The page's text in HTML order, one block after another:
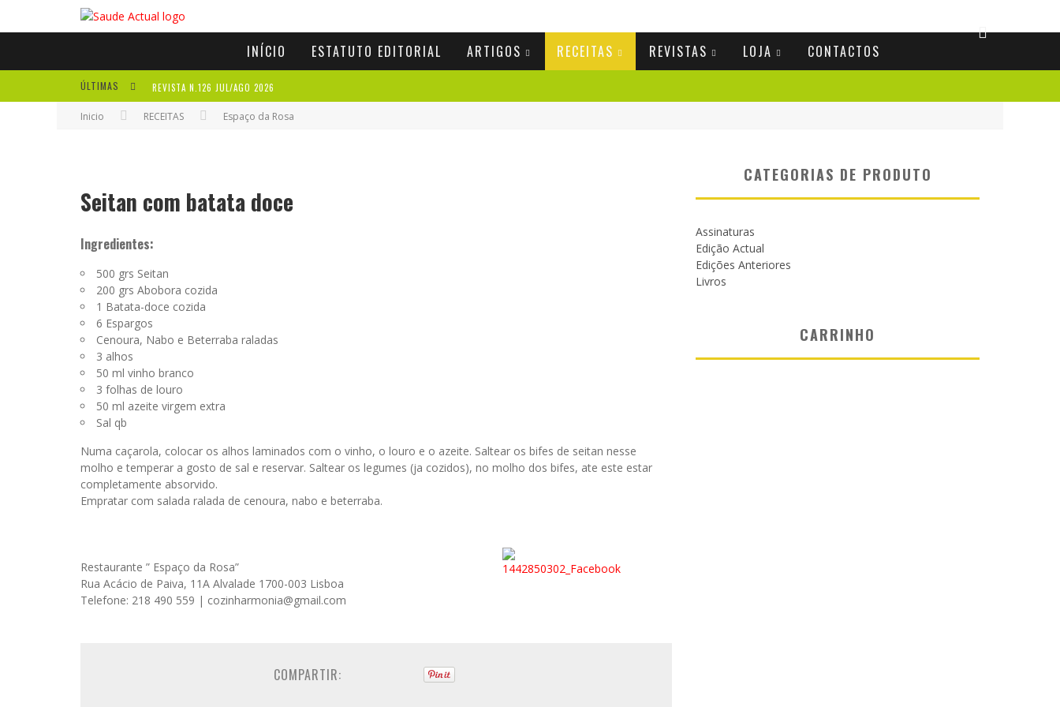
INÍCIO ESTATUTO EDITORIAL ARTIGOS RECEITAS REVISTAS LOJA CONTACTOS
ÚLTIMAS REVISTA N.126 JUL/AGO 2026
REVISTA N.125 MAI/JUN 2026
Inicio RECEITAS Espaço da Rosa
Seitan com batata doce
Ingredientes:
500 grs Seitan
200 grs Abobora cozida
1 Batata-doce cozida
6 Espargos
Cenoura, Nabo e Beterraba raladas
3 alhos
50 ml vinho branco
3 folhas de louro
50 ml azeite virgem extra
Sal qb
Numa caçarola, colocar os alhos laminados com o vinho, o louro e o azeite. Saltear os bifes de seitan nesse
molho e temperar a gosto de sal e reservar. Saltear os legumes (ja cozidos), no molho dos bifes, ate este estar
completamente absorvido.
Empratar com salada ralada de cenoura, nabo e beterraba.
Restaurante ” Espaço da Rosa”
Rua Acácio de Paiva, 11A Alvalade 1700-003 Lisboa
Telefone: 218 490 559 | cozinharmonia@gmail.com
COMPARTIR:
CATEGORIAS DE PRODUTO
Assinaturas
Edição Actual
Edições Anteriores
Livros
CARRINHO